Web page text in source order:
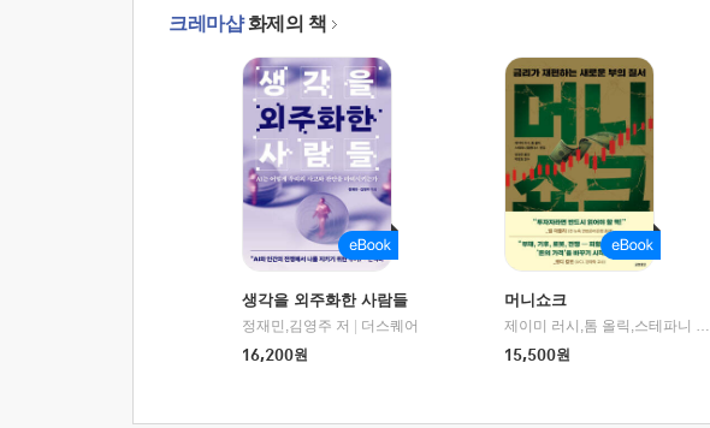
크레마샵화제의 책
생각을 외주화한 사람들
정재민,김영주 저
더스퀘어
16,200원
머니쇼크
제이미 러시,톰 올릭,스테파니 플랜더스 편저/임경은 역/박정호 감수
15,500원